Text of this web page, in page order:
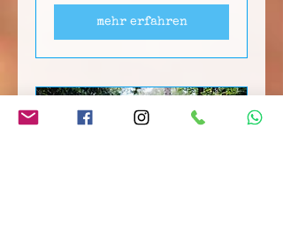
mehr erfahren